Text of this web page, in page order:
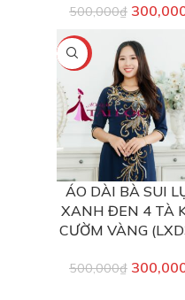
500,000₫
-40%
ÁO DÀI BÀ SUI
XANH ĐEN 4 TÀ
CƯỜM VÀNG
500,000₫